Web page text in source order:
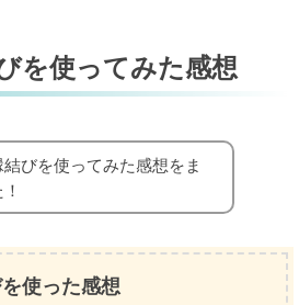
を使ってみた感想
びを使ってみた感想をま
使った感想